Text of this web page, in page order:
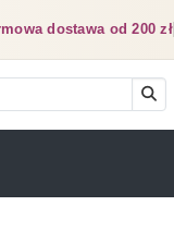
dostawa od 200 zł